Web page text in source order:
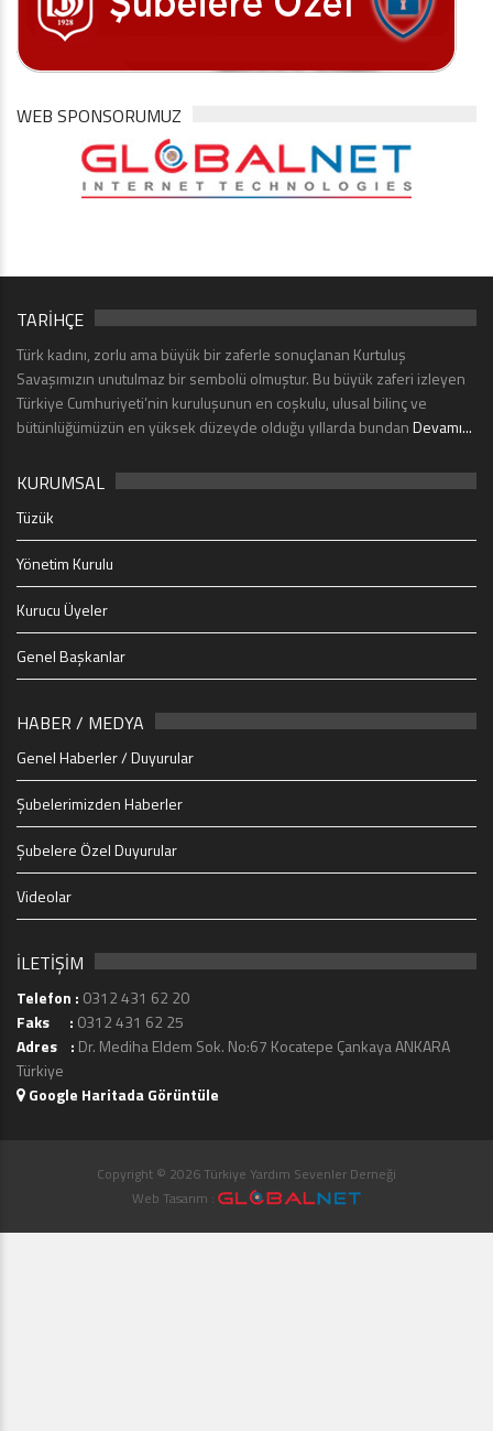
WEB SPONSORUMUZ
TARİHÇE
Türk kadını, zorlu ama büyük bir zaferle sonuçlanan Kurtuluş
Savaşımızın unutulmaz bir sembolü olmuştur. Bu büyük zaferi izleyen
Türkiye Cumhuriyeti’nin kuruluşunun en coşkulu, ulusal bilinç ve
bütünlüğümüzün en yüksek düzeyde olduğu yıllarda bundanDevamı...
KURUMSAL
Tüzük
Yönetim Kurulu
Kurucu Üyeler
Genel Başkanlar
HABER / MEDYA
Genel Haberler / Duyurular
Şubelerimizden Haberler
Şubelere Özel Duyurular
Videolar
İLETİŞİM
Telefon : 0312 431 62 20
Faks : 0312 431 62 25
Adres : Dr. Mediha Eldem Sok. No:67 Kocatepe Çankaya ANKARA
Türkiye
Google Haritada Görüntüle
Copyright © 2026 Türkiye Yardım Sevenler Derneği
Web Tasarım :